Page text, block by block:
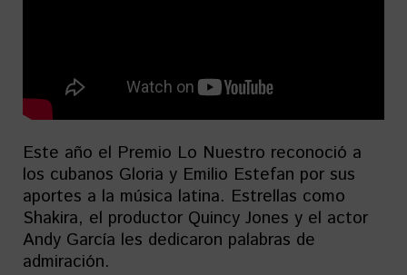
Este año el Premio Lo Nuestro reconoció a
los cubanos Gloria y Emilio Estefan por sus
aportes a la música latina. Estrellas como
Shakira, el productor Quincy Jones y el actor
Andy García les dedicaron palabras de
admiración.